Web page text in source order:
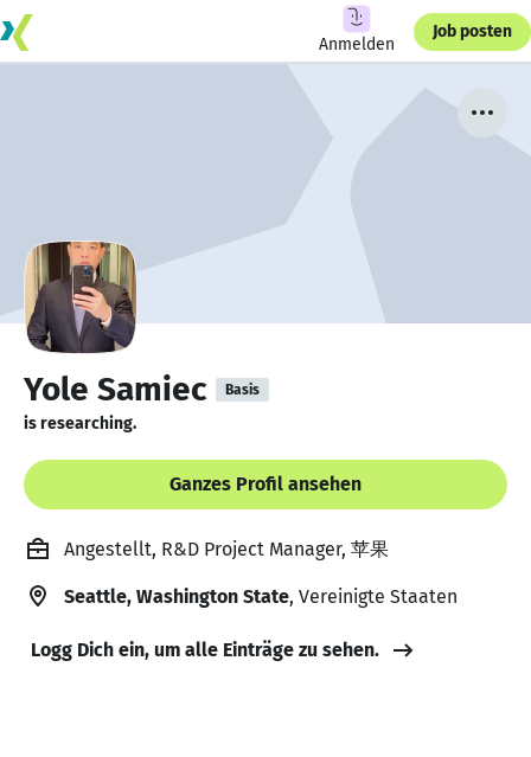
Anmelden
Job posten
Yole Samiec Basis
is researching.
Ganzes Profil ansehen
Angestellt, R&D Project Manager, 苹果
Seattle, Washington State, Vereinigte Staaten
Logg Dich ein, um alle Einträge zu sehen.